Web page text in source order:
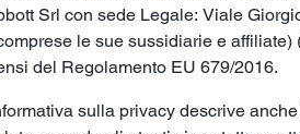
Srl con sede Legale: Viale
le sue sussidiarie e affiliate)
del Regolamento EU 679/2016.
sulla privacy descrive